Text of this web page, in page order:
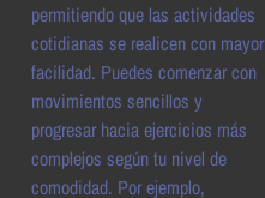
permitiendo que las actividades
cotidianas se realicen con mayor
facilidad. Puedes comenzar con
movimientos sencillos y
progresar hacia ejercicios más
complejos según tu nivel de
comodidad. Por ejemplo,